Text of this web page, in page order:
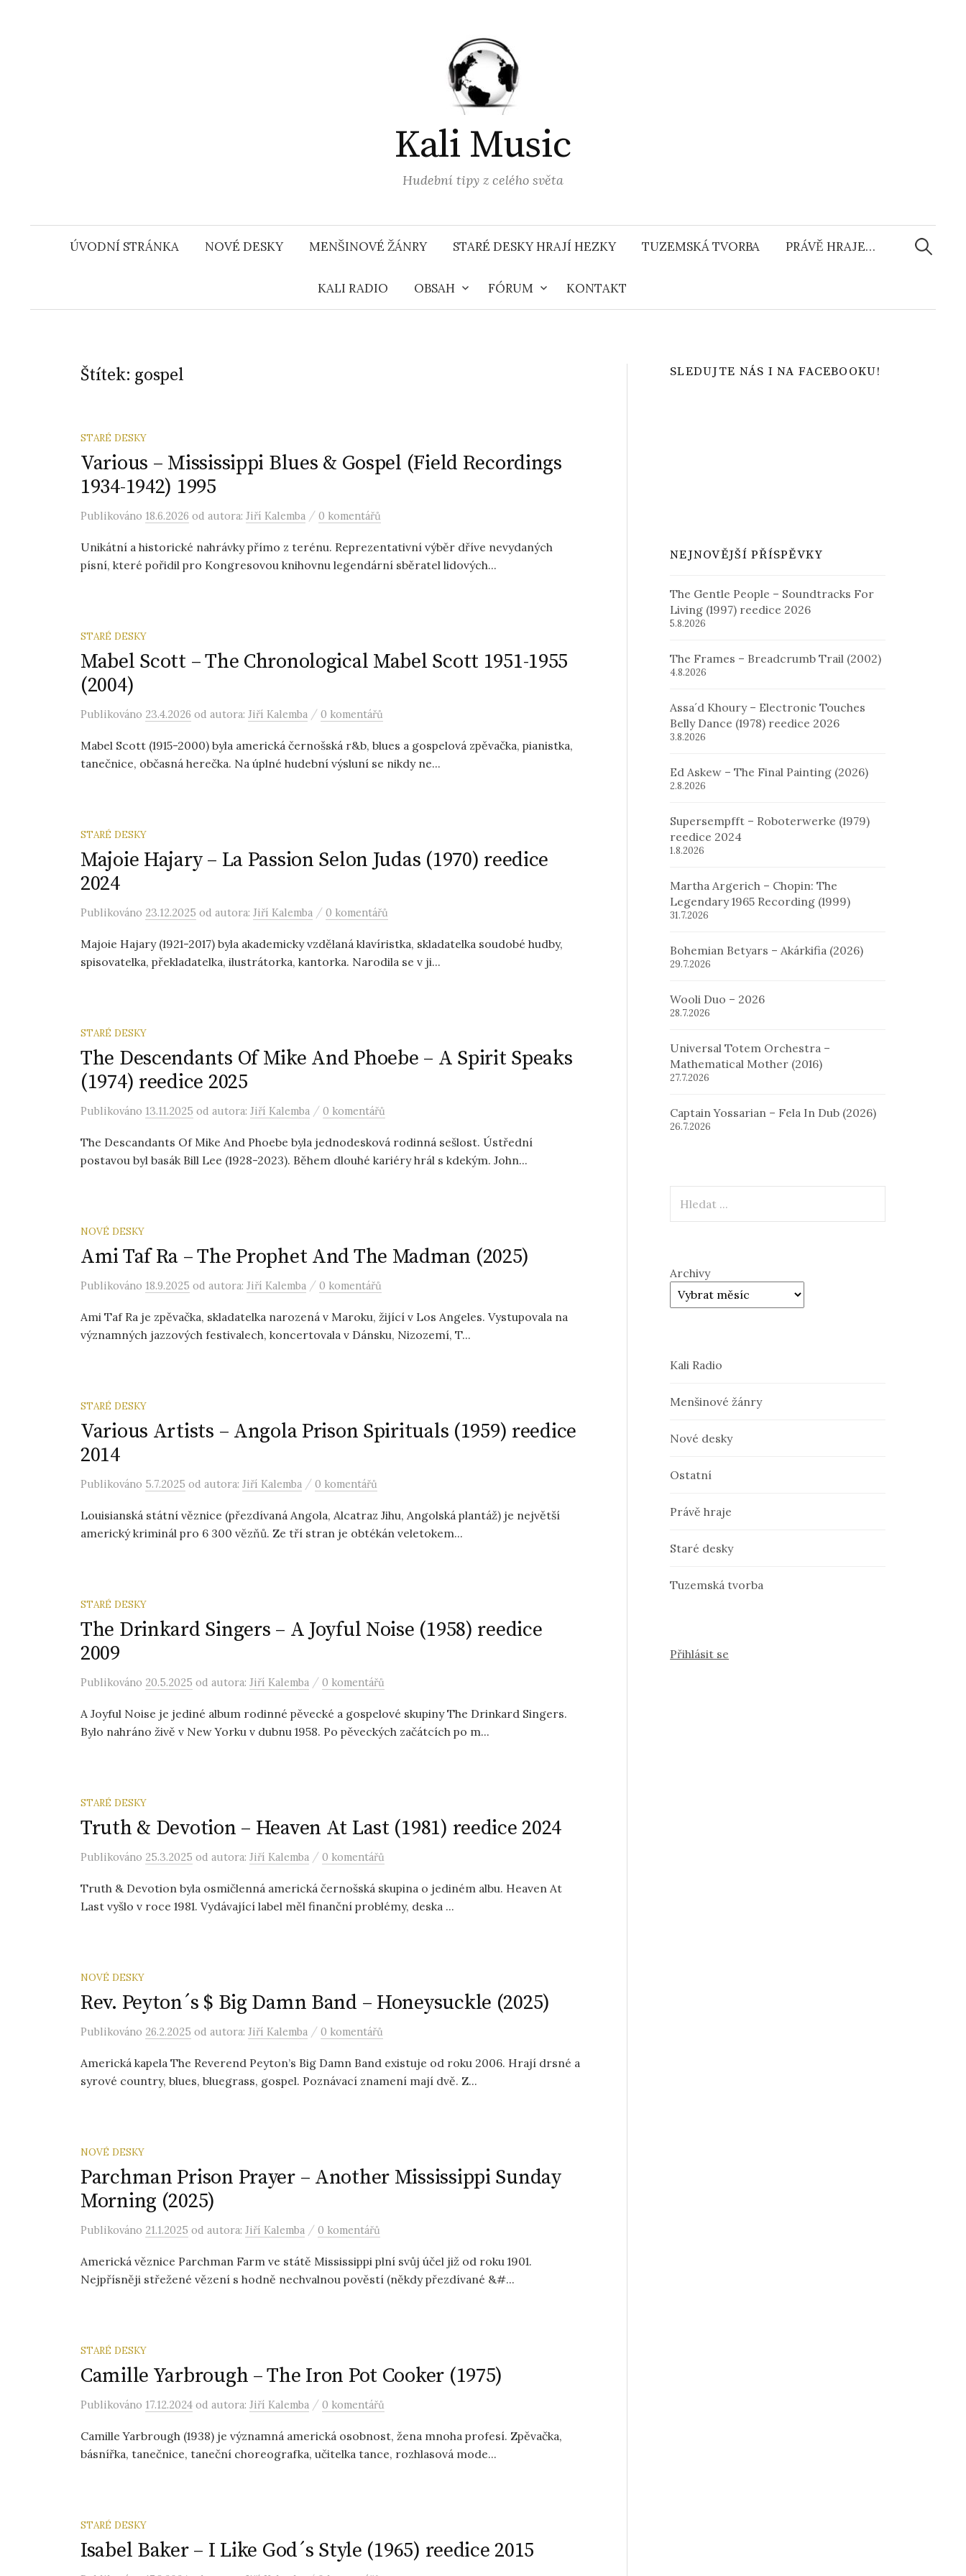
Kali Music
Hudební tipy z celého světa
ÚVODNÍ STRÁNKA NOVÉ DESKY MENŠINOVÉ ŽÁNRY STARÉ DESKY HRAJÍ HEZKY TUZEMSKÁ TVORBA PRÁVĚ HRAJE…
KALI RADIO OBSAH FÓRUM KONTAKT
Štítek: gospel
STARÉ DESKY
Various – Mississippi Blues & Gospel (Field Recordings
1934-1942) 1995
Publikováno 18.6.2026 od autora: Jiří Kalemba / 0 komentářů
Unikátní a historické nahrávky přímo z terénu. Reprezentativní výběr dříve nevydaných
písní, které pořidil pro Kongresovou knihovnu legendární sběratel lidových...
STARÉ DESKY
Mabel Scott – The Chronological Mabel Scott 1951-1955
(2004)
Publikováno 23.4.2026 od autora: Jiří Kalemba / 0 komentářů
Mabel Scott (1915-2000) byla americká černošská r&b, blues a gospelová zpěvačka, pianistka,
tanečnice, občasná herečka. Na úplné hudební výsluní se nikdy ne...
STARÉ DESKY
Majoie Hajary – La Passion Selon Judas (1970) reedice
2024
Publikováno 23.12.2025 od autora: Jiří Kalemba / 0 komentářů
Majoie Hajary (1921-2017) byla akademicky vzdělaná klavíristka, skladatelka soudobé hudby,
spisovatelka, překladatelka, ilustrátorka, kantorka. Narodila se v ji...
STARÉ DESKY
The Descendants Of Mike And Phoebe – A Spirit Speaks
(1974) reedice 2025
Publikováno 13.11.2025 od autora: Jiří Kalemba / 0 komentářů
The Descandants Of Mike And Phoebe byla jednodesková rodinná sešlost. Ústřední
postavou byl basák Bill Lee (1928-2023). Během dlouhé kariéry hrál s kdekým. John...
NOVÉ DESKY
Ami Taf Ra – The Prophet And The Madman (2025)
Publikováno 18.9.2025 od autora: Jiří Kalemba / 0 komentářů
Ami Taf Ra je zpěvačka, skladatelka narozená v Maroku, žijící v Los Angeles. Vystupovala na
významných jazzových festivalech, koncertovala v Dánsku, Nizozemí, T...
STARÉ DESKY
Various Artists – Angola Prison Spirituals (1959) reedice
2014
Publikováno 5.7.2025 od autora: Jiří Kalemba / 0 komentářů
Louisianská státní věznice (přezdívaná Angola, Alcatraz Jihu, Angolská plantáž) je největší
americký kriminál pro 6 300 vězňů. Ze tří stran je obtékán veletokem...
STARÉ DESKY
The Drinkard Singers – A Joyful Noise (1958) reedice
2009
Publikováno 20.5.2025 od autora: Jiří Kalemba / 0 komentářů
A Joyful Noise je jediné album rodinné pěvecké a gospelové skupiny The Drinkard Singers.
Bylo nahráno živě v New Yorku v dubnu 1958. Po pěveckých začátcích po m...
STARÉ DESKY
Truth & Devotion – Heaven At Last (1981) reedice 2024
Publikováno 25.3.2025 od autora: Jiří Kalemba / 0 komentářů
Truth & Devotion byla osmičlenná americká černošská skupina o jediném albu. Heaven At
Last vyšlo v roce 1981. Vydávající label měl finanční problémy, deska ...
NOVÉ DESKY
Rev. Peyton´s $ Big Damn Band – Honeysuckle (2025)
Publikováno 26.2.2025 od autora: Jiří Kalemba / 0 komentářů
Americká kapela The Reverend Peyton’s Big Damn Band existuje od roku 2006. Hrají drsné a
syrové country, blues, bluegrass, gospel. Poznávací znamení mají dvě. Z...
NOVÉ DESKY
Parchman Prison Prayer – Another Mississippi Sunday
Morning (2025)
Publikováno 21.1.2025 od autora: Jiří Kalemba / 0 komentářů
Americká věznice Parchman Farm ve státě Mississippi plní svůj účel již od roku 1901.
Nejpřísněji střežené vězení s hodně nechvalnou pověstí (někdy přezdívané &#...
STARÉ DESKY
Camille Yarbrough – The Iron Pot Cooker (1975)
Publikováno 17.12.2024 od autora: Jiří Kalemba / 0 komentářů
Camille Yarbrough (1938) je významná americká osobnost, žena mnoha profesí. Zpěvačka,
básnířka, tanečnice, taneční choreografka, učitelka tance, rozhlasová mode...
STARÉ DESKY
Isabel Baker – I Like God´s Style (1965) reedice 2015
SLEDUJTE NÁS I NA FACEBOOKU!
NEJNOVĚJŠÍ PŘÍSPĚVKY
The Gentle People – Soundtracks For
Living (1997) reedice 2026
5.8.2026
The Frames – Breadcrumb Trail (2002)
4.8.2026
Assa´d Khoury – Electronic Touches
Belly Dance (1978) reedice 2026
3.8.2026
Ed Askew – The Final Painting (2026)
2.8.2026
Supersempfft – Roboterwerke (1979)
reedice 2024
1.8.2026
Martha Argerich – Chopin: The
Legendary 1965 Recording (1999)
31.7.2026
Bohemian Betyars – Akárkifia (2026)
29.7.2026
Wooli Duo – 2026
28.7.2026
Universal Totem Orchestra –
Mathematical Mother (2016)
27.7.2026
Captain Yossarian – Fela In Dub (2026)
26.7.2026
Archivy
Kali Radio
Menšinové žánry
Nové desky
Ostatní
Právě hraje
Staré desky
Tuzemská tvorba
Přihlásit se